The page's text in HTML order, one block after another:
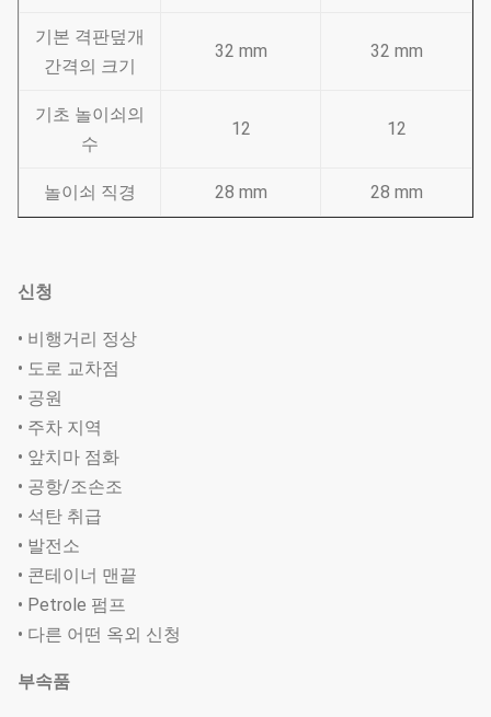
기본 격판덮개
간격의 크기
32 mm 32 mm
기초 놀이쇠의
수
12 12
놀이쇠 직경 28 mm 28 mm
신청
• 비행거리 정상
• 도로 교차점
• 공원
• 주차 지역
• 앞치마 점화
• 공항/조손조
• 석탄 취급
• 발전소
• 콘테이너 맨끝
• Petrole 펌프
• 다른 어떤 옥외 신청
부속품